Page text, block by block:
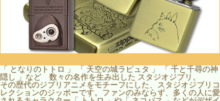
「 となりのトトロ 」 「 天空の城ラピュタ 」 「 千と千尋の神
隠し 」など 数々の名作を生み出した スタジオジブリ。
その歴代のジブリアニメをモチーフにした、スタジオジブリコ
レクションのジッポーです。ファンのみならず、多くの人に愛